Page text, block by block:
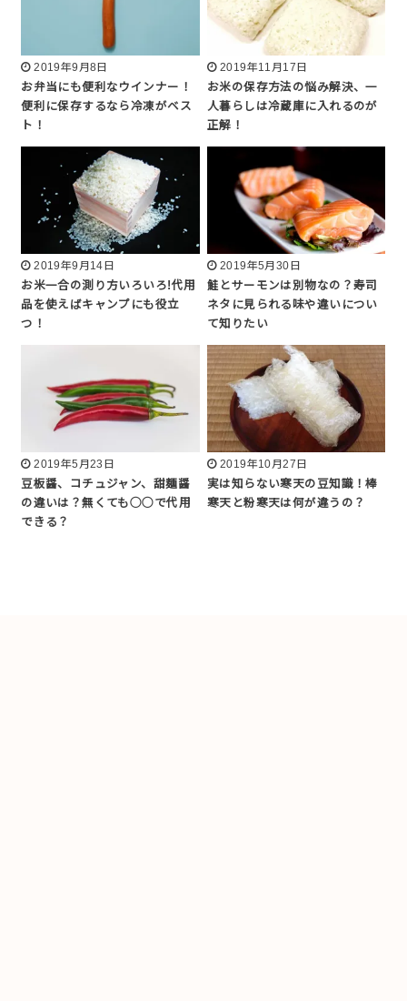
2019年9月8日
お弁当にも便利なウインナー！
便利に保存するなら冷凍がベス
ト！
2019年11月17日
お米の保存方法の悩み解決、一
人暮らしは冷蔵庫に入れるのが
正解！
2019年9月14日
お米一合の測り方いろいろ!代用
品を使えばキャンプにも役立
つ！
2019年5月30日
鮭とサーモンは別物なの？寿司
ネタに見られる味や違いについ
て知りたい
2019年5月23日
豆板醤、コチュジャン、甜麺醤
の違いは？無くても◯◯で代用
できる？
2019年10月27日
実は知らない寒天の豆知識！棒
寒天と粉寒天は何が違うの？